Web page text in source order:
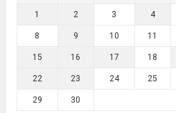
1 2 3 4
8 9 10 11
15 16 17 18
22 23 24 25
29 30